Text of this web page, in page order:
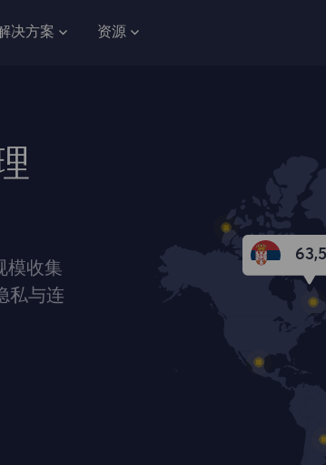
决方案 资源
模收集
私与连